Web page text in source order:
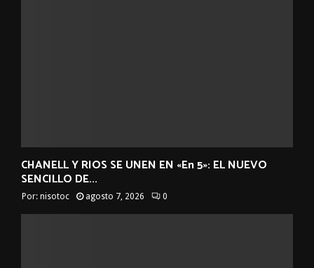
CHANELL Y RIOS SE UNEN EN «En 5»: EL NUEVO
SENCILLO DE...
Por: nisotoc agosto 7, 2026 0